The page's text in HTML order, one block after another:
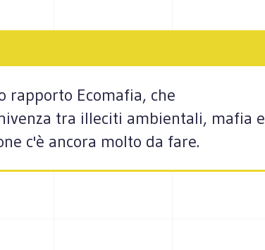
rapporto Ecomafia, che
tra illeciti ambientali, mafia e
c'è ancora molto da fare.